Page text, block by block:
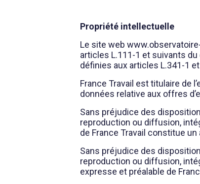
Propriété intellectuelle
Le site web
articles L.111-1 et suivants
définies aux articles L.341-1
France Travail est titulaire de
données relative aux offres
Sans préjudice des
reproduction ou diffusion,
de France Travail constitue
Sans préjudice des
reproduction ou diffusion,
expresse et préalable de